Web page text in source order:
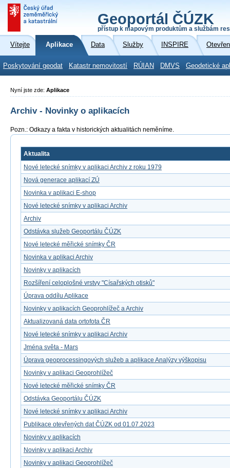
Geoportál ČÚZK
přístup k mapovým produktům a službám
Vítejte Aplikace Data Služby INSPIRE
Poskytování geodat Katastr nemovitostí RÚIAN DMVS Geodetické
Nyní jste zde: Aplikace
Archiv - Novinky o aplikacích
Pozn.: Odkazy a fakta v historických aktualitách neměníme.
Aktualita
Nové letecké snímky v aplikaci Archiv z roku 1979
Nová generace aplikací ZÚ
Novinka v aplikaci E-shop
Nové letecké snímky v aplikaci Archiv
Archiv
Odstávka služeb Geoportálu ČÚZK
Nové letecké měřické snímky ČR
Novinka v aplikaci Archiv
Novinky v aplikacích
Rozšíření celoplošné vrstvy "Císařských otisků"
Úprava oddílu Aplikace
Novinky v aplikacích Geoprohlížeč a Archiv
Aktualizovaná data ortofota ČR
Nové letecké snímky v aplikaci Archiv
Jména světa - Mars
Úprava geoprocessingových služeb a aplikace Analýzy výškopisu
Novinky v aplikaci Geoprohlížeč
Nové letecké měřické snímky ČR
Odstávka Geoportálu ČÚZK
Nové letecké snímky v aplikaci Archiv
Publikace otevřených dat ČÚZK od 01.07.2023
Novinky v aplikacích
Novinky v aplikaci Archiv
Novinky v aplikaci Geoprohlížeč